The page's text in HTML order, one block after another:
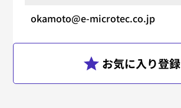
okamoto@e-microtec.co.jp